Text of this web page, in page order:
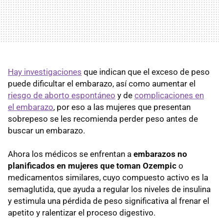
Hay investigaciones que indican que el exceso de peso
puede dificultar el embarazo, así como aumentar el
riesgo de aborto espontáneo y de complicaciones en
el embarazo, por eso a las mujeres que presentan
sobrepeso se les recomienda perder peso antes de
buscar un embarazo.
Ahora los médicos se enfrentan a embarazos no
planificados en mujeres que toman Ozempic o
medicamentos similares, cuyo compuesto activo es la
semaglutida, que ayuda a regular los niveles de insulina
y estimula una pérdida de peso significativa al frenar el
apetito y ralentizar el proceso digestivo.